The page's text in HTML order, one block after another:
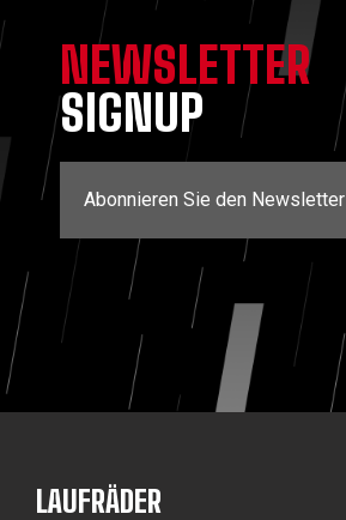
NEWSLETTER
SIGNUP
Abonnieren Sie den Newsletter
LAUFRÄDER